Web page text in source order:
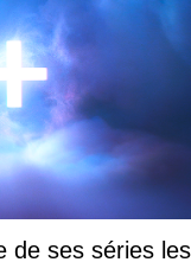
de ses séries les